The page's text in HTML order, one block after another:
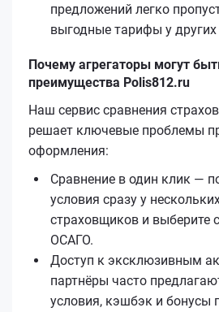
предложений легко
выгодные тарифы у
Почему агрегаторы могут
преимущества Polis812.ru
Наш сервис сравнения
решает ключевые проблемы
оформления:
Сравнение в один клик —
условия сразу у
страховщиков и выберите
ОСАГО.
Доступ к эксклюзивным
партнёры часто
условия, кэшбэк и бонусы